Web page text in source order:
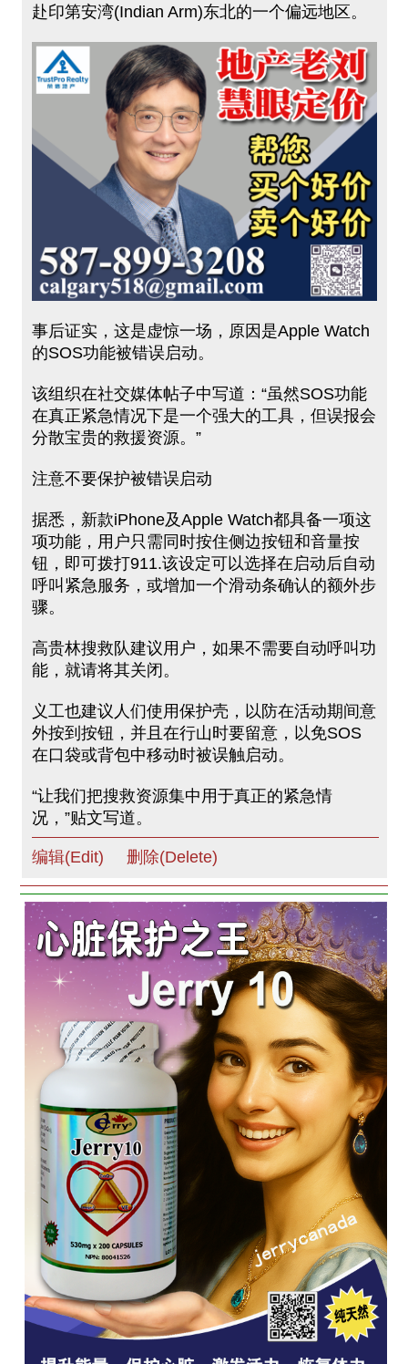
赴印第安湾(Indian Arm)东北的一个偏远地区。
事后证实，这是虚惊一场，原因是Apple Watch
的SOS功能被错误启动。
该组织在社交媒体帖子中写道：“虽然SOS功能
在真正紧急情况下是一个强大的工具，但误报会
分散宝贵的救援资源。”
注意不要保护被错误启动
据悉，新款iPhone及Apple Watch都具备一项这
项功能，用户只需同时按住侧边按钮和音量按
钮，即可拨打911.该设定可以选择在启动后自动
呼叫紧急服务，或增加一个滑动条确认的额外步
骤。
高贵林搜救队建议用户，如果不需要自动呼叫功
能，就请将其关闭。
义工也建议人们使用保护壳，以防在活动期间意
外按到按钮，并且在行山时要留意，以免SOS
在口袋或背包中移动时被误触启动。
“让我们把搜救资源集中用于真正的紧急情
况，”贴文写道。
编辑(Edit) 删除(Delete)